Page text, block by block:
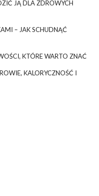
JĄ DLA ZDROWYCH
– JAK SCHUDNĄĆ
KTÓRE WARTO ZNAĆ
KALORYCZNOŚĆ I